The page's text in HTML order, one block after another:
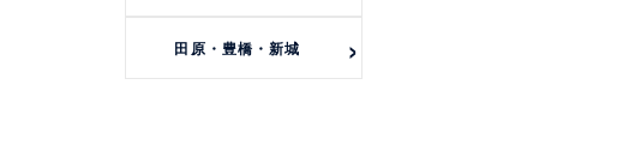
田原・豊橋・新城